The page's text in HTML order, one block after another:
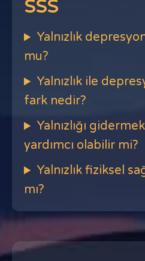
SSS
Yalnızlık
mu?
Yalnızlık ile
fark nedir?
Yalnızlığı
yardımcı olabilir mi?
Yalnızlık fiziksel
mı?